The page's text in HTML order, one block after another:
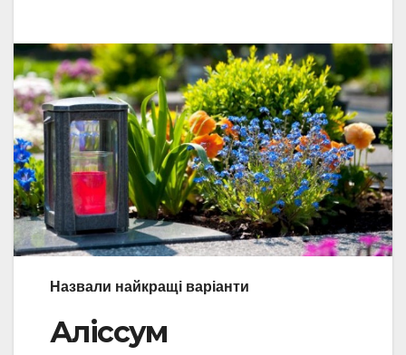
Назвали найкращі варіанти
Аліссум